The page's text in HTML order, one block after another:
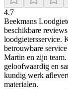
4.7
Beekmans
beschikbare
loodgietersservice.
betrouwbare
Martin en zijn
geloofwaardig en
kundig werk
materialen.